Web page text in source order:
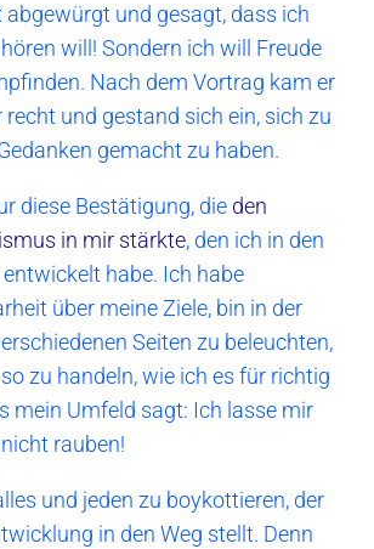
abgewürgt und gesagt, dass ich
will! Sondern ich will Freude
Nach dem Vortrag kam er
recht und gestand sich ein, sich zu
gemacht zu haben.
diese Bestätigung, die den
in mir stärkte, den ich in den
habe. Ich habe
über meine Ziele, bin in der
Seiten zu beleuchten,
zu handeln, wie ich es für richtig
mein Umfeld sagt: Ich lasse mir
rauben!
und jeden zu boykottieren, der
in den Weg stellt. Denn